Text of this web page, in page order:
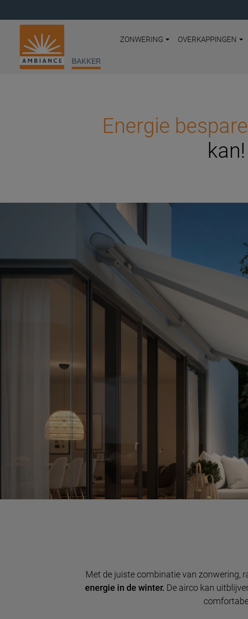
BAKKER
ZONWERING OVERKAPPINGEN
Energie
Met de juiste combinatie van zonwering,
energie in de winter. De airco kan